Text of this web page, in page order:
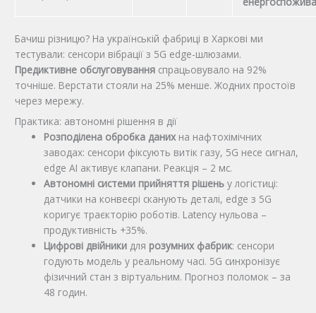
Бачиш різницю? На українській фабриці в Харкові ми
тестували: сенсори вібрації з 5G edge-шлюзами.
Предиктивне обслуговування спрацьовувало на 92%
точніше. Верстати стояли на 25% менше. Жодних простоїв
через мережу.
Практика: автономні рішення в дії
Розподілена обробка данихна нафтохімічних
заводах: сенсори фіксують витік газу, 5G несе сигнал,
edge AI активує клапани. Реакція – 2 мс.
Автономні системи прийняття рішень у логістиці:
датчики на конвеєрі сканують деталі, edge з 5G
коригує траєкторію роботів. Latency нульова –
продуктивність +35%.
Цифрові двійники для розумних фабрик: сенсори
годують модель у реальному часі. 5G синхронізує
фізичний стан з віртуальним. Прогноз поломок – за
48 годин.